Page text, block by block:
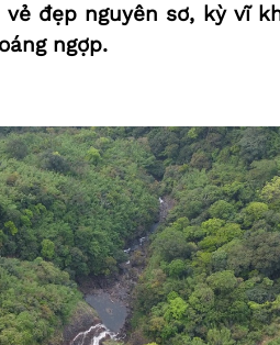
đẹp nguyên sơ, kỳ vĩ
ngợp.